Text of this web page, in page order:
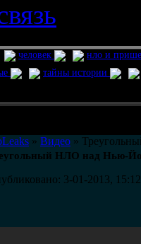
человек
нло и
тайны истории
» Видео »
НЛО над Нью-
3-01-2013, 15:12